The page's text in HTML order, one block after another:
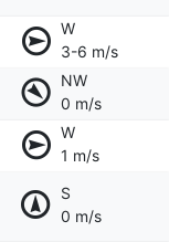
W
3-6 m/s
NW
0 m/s
W
1 m/s
S
0 m/s